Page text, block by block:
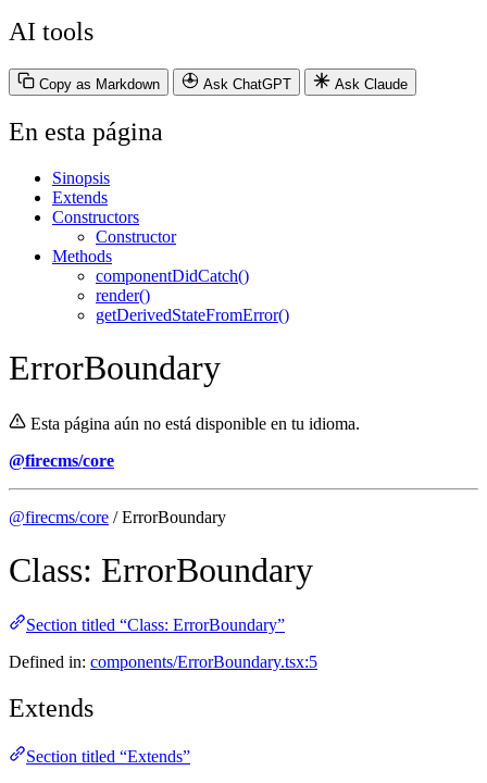
AI tools
Copy as Markdown Ask ChatGPT Ask Claude
En esta página
Sinopsis
Extends
Constructors
Constructor
Methods
componentDidCatch()
render()
getDerivedStateFromError()
ErrorBoundary
Esta página aún no está disponible en tu idioma.
@firecms/core
@firecms/core / ErrorBoundary
Class: ErrorBoundary
Section titled “Class: ErrorBoundary”
Defined in: components/ErrorBoundary.tsx:5
Extends
Section titled “Extends”